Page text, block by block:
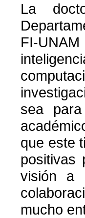
La
FI-
sea
que este
positivas
visión a
mucho